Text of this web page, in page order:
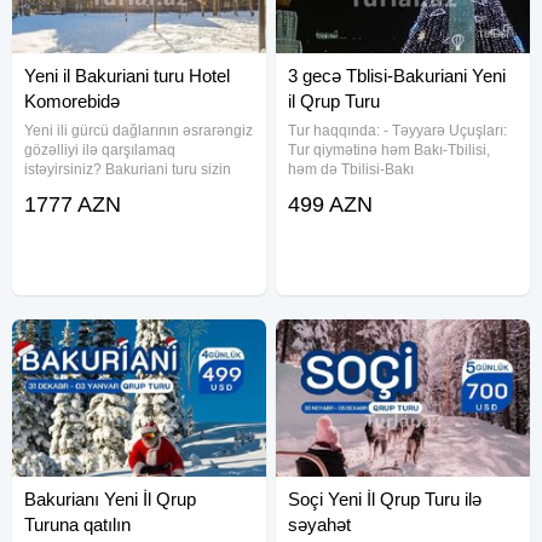
Yeni il Bakuriani turu Hotel
Komorebidə
Yeni ili gürcü dağlarının əsrarəngiz
gözəlliyi ilə qarşılamaq
istəyirsiniz? Bakuriani turu sizin
yüksək keyfiyyətlə dolu 4 ulduzlu
1777 AZN
3 gecə Tblisi-Bakuriani Yeni
il Qrup Turu
Tur haqqında: - Təyyarə Uçuşları:
Tur qiymətinə həm Bakı-Tbilisi,
həm də Tbilisi-Bakı
(əl yükü limiti 10 kq). - Yerləşmə: 3
499 AZN
Bakurianı Yeni İl Qrup
Turuna qatılın
Soçi Yeni İl Qrup Turu ilə
səyahət